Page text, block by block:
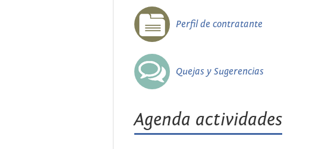
Perfil de contratante
Quejas y Sugerencias
Agenda actividades